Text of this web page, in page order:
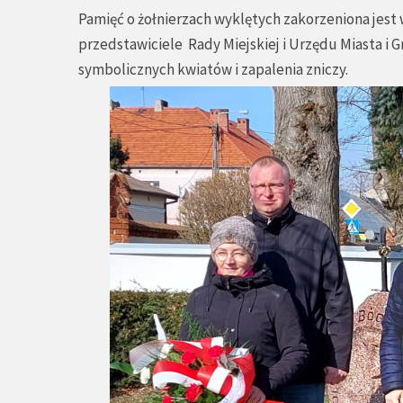
Pamięć o żołnierzach wyklętych zakorzeniona
przedstawiciele Rady Miejskiej i Urzędu Miasta i
symbolicznych kwiatów i zapalenia zniczy.